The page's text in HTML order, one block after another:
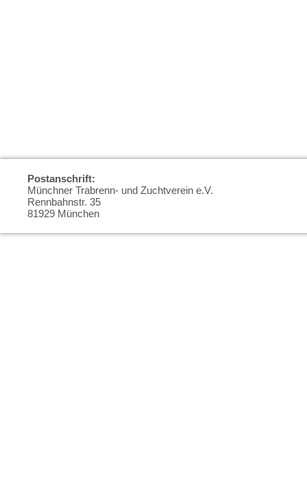
Postanschrift:
Münchner Trabrenn- und Zuchtverein e.V.
Rennbahnstr. 35
81929 München